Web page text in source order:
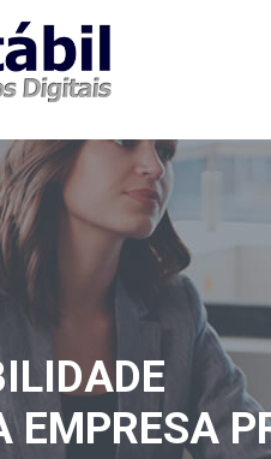
EMPRESA